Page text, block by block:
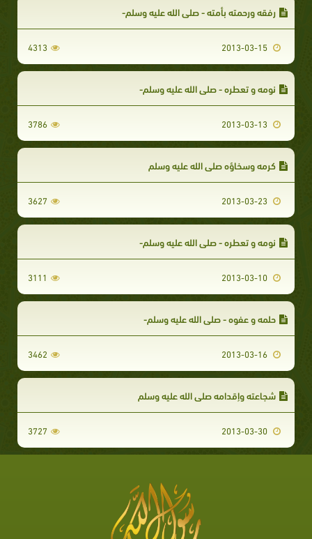
رفقه ورحمته بأمته - صلى الله عليه وسلم-
4313
نومه و تعطره - صلى الله عليه وسلم-
3786
كرمه وسخاؤه صلى الله عليه وسلم
3627
نومه و تعطره - صلى الله عليه وسلم-
3111
حلمه و عفوه - صلى الله عليه وسلم-
3462
شجاعته وإقدامه صلى الله عليه وسلم
3727